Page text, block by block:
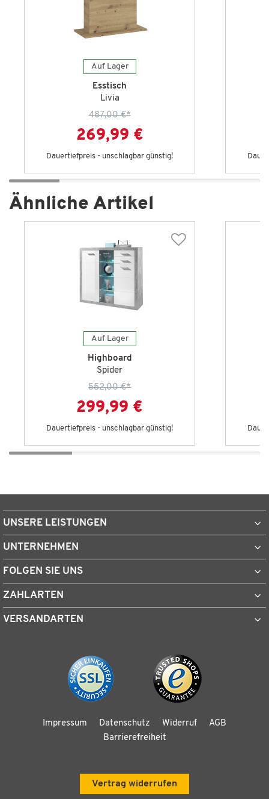
Auf Lager
Esstisch
Livia
487,00 €*
269,99 €
Dauertiefpreis - unschlagbar günstig!
Ähnliche Artikel
Auf Lager
Highboard
Spider
552,00 €*
299,99 €
Dauertiefpreis - unschlagbar günstig!
UNSERE LEISTUNGEN
UNTERNEHMEN
FOLGEN SIE UNS
ZAHLARTEN
VERSANDARTEN
Impressum Datenschutz Widerruf
AGB
Barrierefreiheit
Vertrag widerrufen